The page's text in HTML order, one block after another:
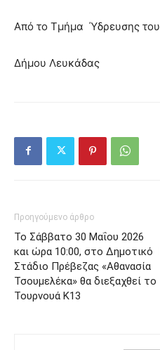
Από το Τμήμα Ύδρευσης του
Δήμου Λευκάδας
Προηγούμενο άρθρο
Το Σάββατο 30 Μαΐου 2026
και ώρα 10:00, στο Δημοτικό
Στάδιο Πρέβεζας «Αθανασία
Τσουμελέκα» θα διεξαχθεί το
Τουρνουά Κ13